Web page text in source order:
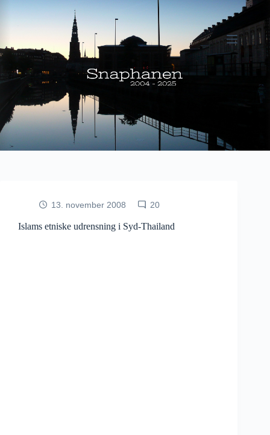
13. november 2008 20
Islams etniske udrensning i Syd-Thailand